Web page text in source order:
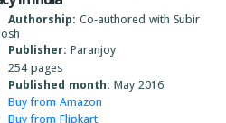
Authorship: Co-authored with Subir
Publisher: Paranjoy
254 pages
Published month: May 2016
Buy from Amazon
Buy from Flipkart